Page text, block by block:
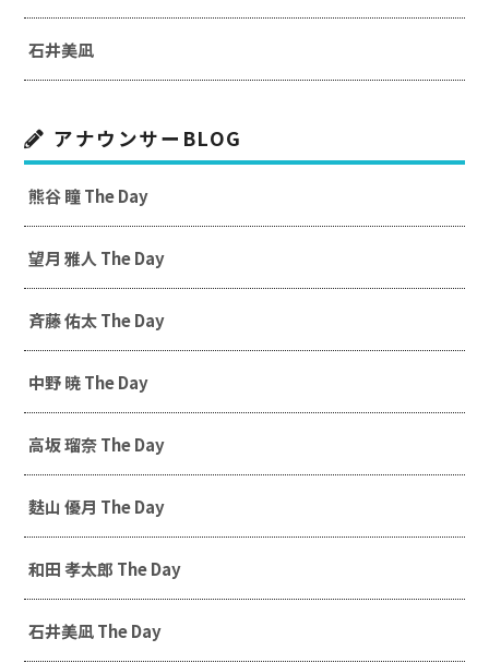
石井美凪
アナウンサーBLOG
熊谷 瞳 The Day
望月 雅人 The Day
斉藤 佑太 The Day
中野 暁 The Day
高坂 瑠奈 The Day
麩山 優月 The Day
和田 孝太郎 The Day
石井美凪 The Day